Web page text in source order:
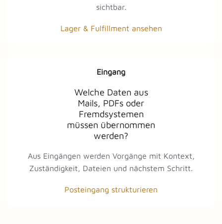
sichtbar.
Lager & Fulfillment ansehen
Eingang
Welche Daten aus
Mails, PDFs oder
Fremdsystemen
müssen übernommen
werden?
Aus Eingängen werden Vorgänge mit Kontext,
Zuständigkeit, Dateien und nächstem Schritt.
Posteingang strukturieren